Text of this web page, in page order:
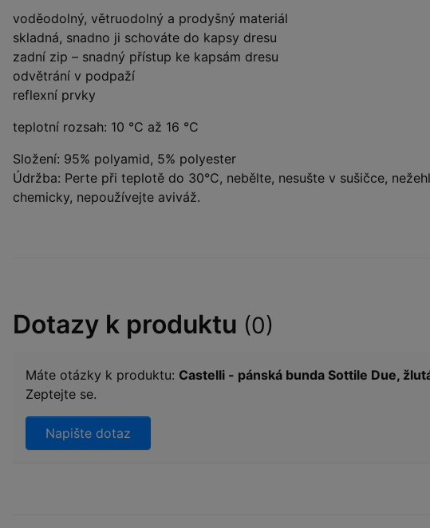
voděodolný, větruodolný a prodyšný materiál
skladná, snadno ji schováte do kapsy dresu
zadní zip – snadný přístup ke kapsám dresu
odvětrání v podpaží
reflexní prvky
teplotní rozsah: 10 °C až 16 °C
Složení: 95% polyamid, 5% polyester
Údržba: Perte při teplotě do 30°C, nebělte, nesušte v sušičce,
chemicky, nepoužívejte aviváž.
Dotazy k produktu (0)
Máte otázky k produktu: Castelli - pánská bunda Sottile Due,
Zeptejte se.
Napište dotaz